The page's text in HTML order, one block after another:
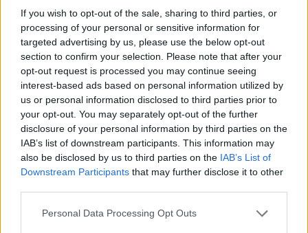
If you wish to opt-out of the sale, sharing to third parties, or
processing of your personal or sensitive information for
targeted advertising by us, please use the below opt-out
section to confirm your selection. Please note that after your
opt-out request is processed you may continue seeing
interest-based ads based on personal information utilized by
us or personal information disclosed to third parties prior to
your opt-out. You may separately opt-out of the further
disclosure of your personal information by third parties on the
IAB’s list of downstream participants. This information may
also be disclosed by us to third parties on the IAB’s List of
Downstream Participants that may further disclose it to other
Personal Data Processing Opt Outs
γνωρίσει ο Θανάσης Λάλας.
Διαβάστε περισσότερα→
Δημοσιεύθηκε σεPodcasts| TaggedBB King,Blues, Olafaq Podcasts
Θανάσης Λάλας,Μουσική